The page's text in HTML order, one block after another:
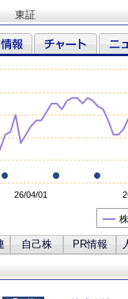
東証